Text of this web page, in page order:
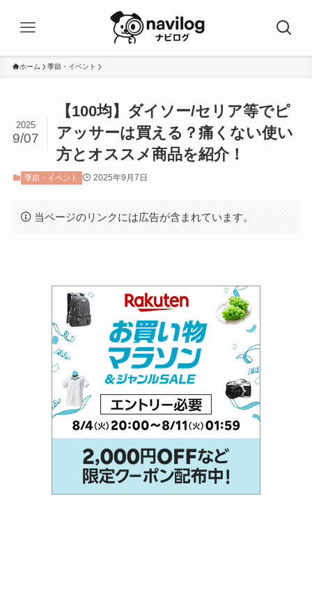
ホーム 季節・イベント
【100均】ダイソー/セリア等でピ
アッサーは買える？痛くない使い
方とオススメ商品を紹介！
2025
9/07
季節・イベント 2025年9月7日
当ページのリンクには広告が含まれています。